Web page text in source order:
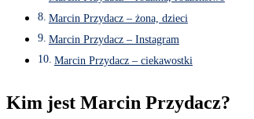
Marcin Przydacz – żona, dzieci
Marcin Przydacz – Instagram
Marcin Przydacz – ciekawostki
Kim jest Marcin Przydacz?